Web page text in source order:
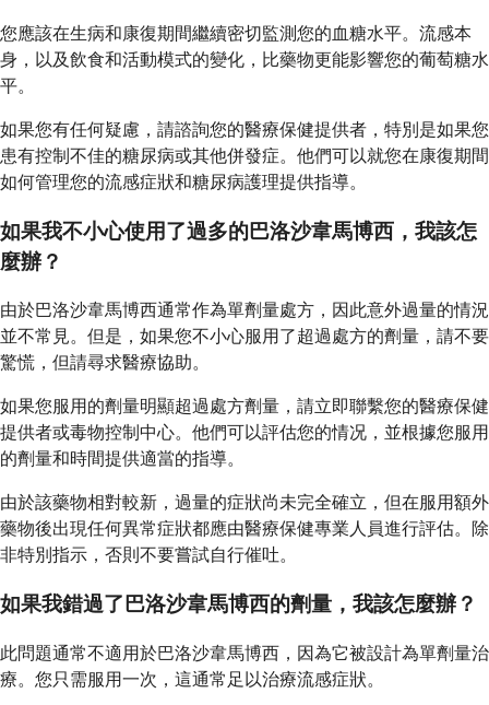
您應該在生病和康復期間繼續密切監測您的血糖水平。流感本
身，以及飲食和活動模式的變化，比藥物更能影響您的葡萄糖水
平。
如果您有任何疑慮，請諮詢您的醫療保健提供者，特別是如果您
患有控制不佳的糖尿病或其他併發症。他們可以就您在康復期間
如何管理您的流感症狀和糖尿病護理提供指導。
如果我不小心使用了過多的巴洛沙韋馬博西，我該怎
麼辦？
由於巴洛沙韋馬博西通常作為單劑量處方，因此意外過量的情況
並不常見。但是，如果您不小心服用了超過處方的劑量，請不要
驚慌，但請尋求醫療協助。
如果您服用的劑量明顯超過處方劑量，請立即聯繫您的醫療保健
提供者或毒物控制中心。他們可以評估您的情况，並根據您服用
的劑量和時間提供適當的指導。
由於該藥物相對較新，過量的症狀尚未完全確立，但在服用額外
藥物後出現任何異常症狀都應由醫療保健專業人員進行評估。除
非特別指示，否則不要嘗試自行催吐。
如果我錯過了巴洛沙韋馬博西的劑量，我該怎麼辦？
此問題通常不適用於巴洛沙韋馬博西，因為它被設計為單劑量治
療。您只需服用一次，這通常足以治療流感症狀。